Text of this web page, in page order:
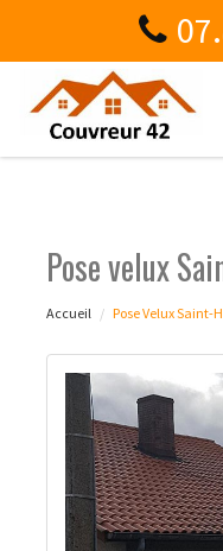
Pose velux
Accueil Pose Velux Saint-